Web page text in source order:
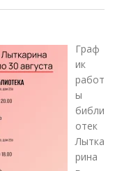
Граф
ик
работ
ы
библи
отек
Лытка
рина